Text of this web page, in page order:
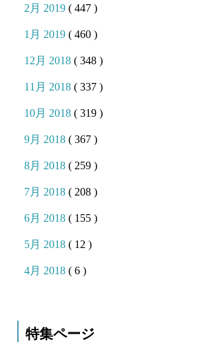
2月 2019( 447 )
1月 2019( 460 )
12月 2018( 348 )
11月 2018( 337 )
10月 2018( 319 )
9月 2018( 367 )
8月 2018( 259 )
7月 2018( 208 )
6月 2018( 155 )
5月 2018( 12 )
4月 2018( 6 )
特集ページ